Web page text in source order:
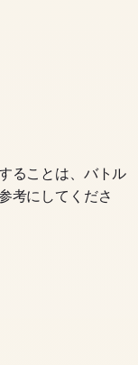
ることは、バトル
考にしてくださ